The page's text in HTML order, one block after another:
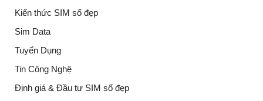
Kiến thức SIM số đẹp
Sim Data
Tuyển Dụng
Tin Công Nghệ
Định giá & Đầu tư SIM số đẹp